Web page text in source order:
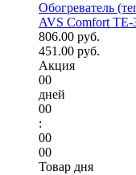
Обогреватель
AVS Comfort TE-
806.00 руб.
451.00 руб.
Акция
00
дней
00
:
00
00
Товар дня